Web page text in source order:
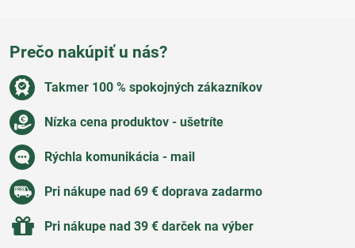
Prečo nakúpiť u nás?
Takmer 100 % spokojných zákazníkov
Nízka cena produktov - ušetríte
Rýchla komunikácia - mail
Pri nákupe nad 69 € doprava zadarmo
Pri nákupe nad 39 € darček na výber